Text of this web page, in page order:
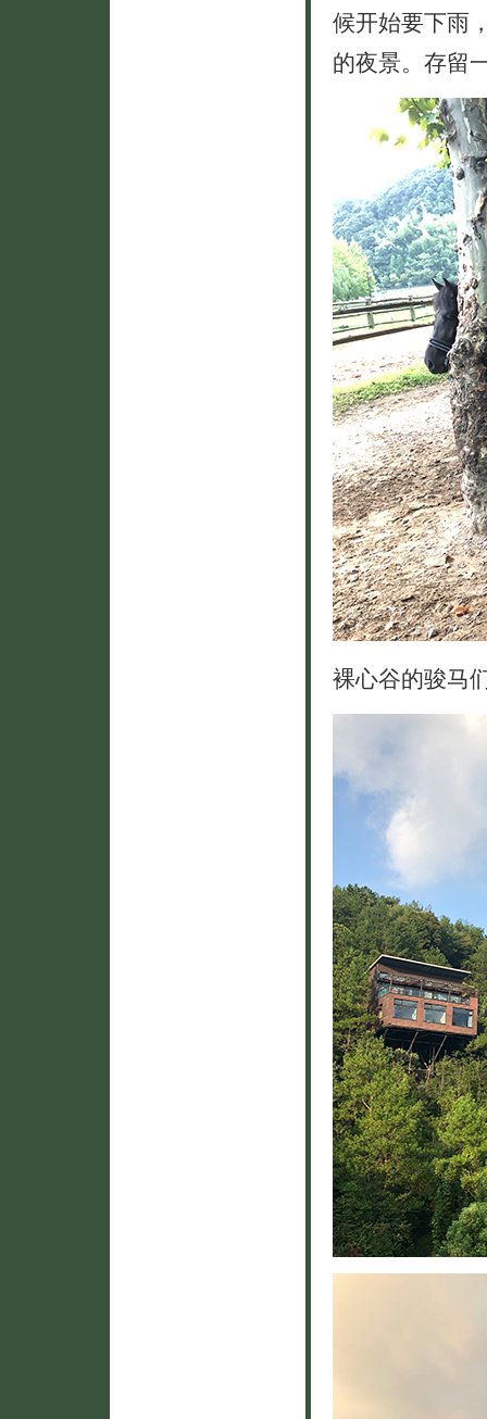
候开始要下雨
的夜景。存留
裸心谷的骏马